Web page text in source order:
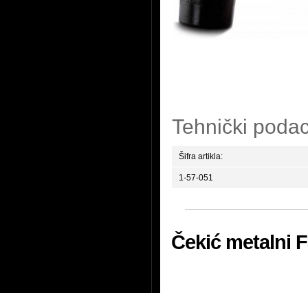
Tehnički
Šifra artikla:
1-57-051
Čekić metalni